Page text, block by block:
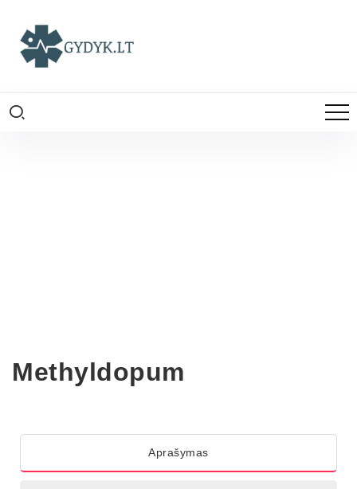
Methyldopum
Aprašymas